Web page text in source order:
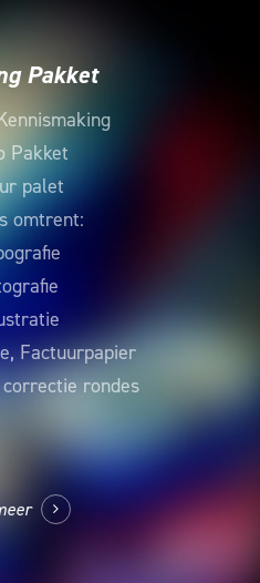
Pakket
Pakket
palet
omtrent:
Factuurpapier
rondes